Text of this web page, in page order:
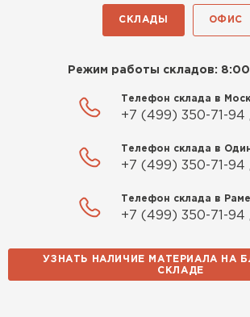
СКЛАДЫ ОФИС
Режим работы складов: 8:00
Телефон склада в
+7 (499) 350-71-94
Телефон склада в
+7 (499) 350-71-94
Телефон склада в
+7 (499) 350-71-94
УЗНАТЬ НАЛИЧИЕ МАТЕРИАЛА НА
СКЛАДЕ